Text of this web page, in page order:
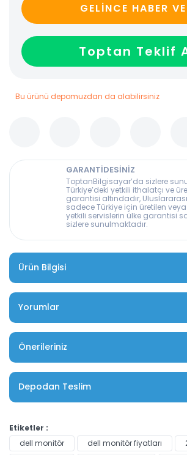
GELİNCE HABER
Toptan Teklif
Bu ürünü depomuzdan da alabilirsiniz
GARANTİDESİNİZ
ToptanBilgisayar’da sizlere
Türkiye’deki yetkili ithalatçı ve
garantisi altındadır,
sadece Türkiye için üretilen
yetkili servislerin ülke garantisi
sizlere sunulmaktadır.
Ürün Bilgisi
Yorumlar
Önerileriniz
Depodan Teslim
Etiketler :
dell monitör
dell monitör fiyatları